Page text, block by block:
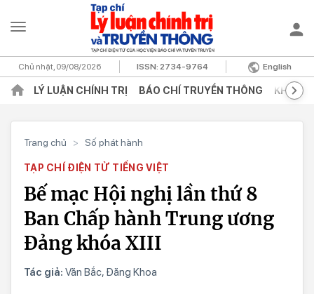
Chủ nhật, 09/08/2026 ISSN:2734-9764 English
LÝ LUẬN CHÍNH TRỊ BÁO CHÍ TRUYỀN THÔNG KHOA
Trang chủ > Số phát hành
TẠP CHÍ ĐIỆN TỬ TIẾNG VIỆT
Bế mạc Hội nghị lần thứ 8
Ban Chấp hành Trung ương
Đảng khóa XIII
Tác giả: Văn Bắc, Đăng Khoa